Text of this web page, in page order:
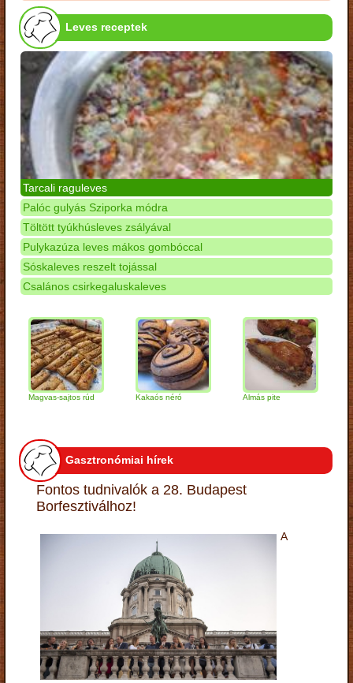
Leves receptek
Tarcali raguleves
Palóc gulyás Sziporka módra
Töltött tyúkhúsleves zsályával
Pulykazúza leves mákos gombóccal
Sóskaleves reszelt tojással
Csalános csirkegaluskaleves
Magvas-sajtos rúd Kakaós néró Almás pite
Gasztronómiai hírek
Fontos tudnivalók a 28. Budapest
Borfesztiválhoz!
A